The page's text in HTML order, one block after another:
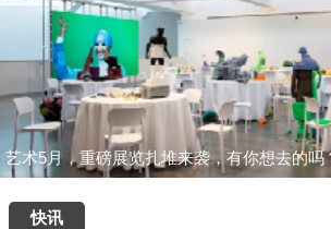
艺术5月，重磅展览扎堆来袭，有你想去的吗
快讯